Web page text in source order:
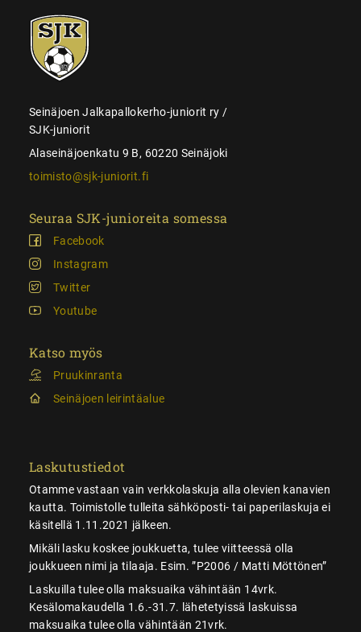
SJK-
juniorit
Seinäjoen Jalkapallokerho-juniorit ry /
SJK-juniorit
Alaseinäjoenkatu 9 B, 60220 Seinäjoki
toimisto@sjk-juniorit.fi
Seuraa SJK-junioreita somessa
Facebook
Instagram
Twitter
Youtube
Katso myös
Pruukinranta
Seinäjoen leirintäalue
Laskutustiedot
Otamme vastaan vain verkkolaskuja alla olevien kanavien
kautta. Toimistolle tulleita sähköposti- tai paperilaskuja ei
käsitellä 1.11.2021 jälkeen.
Mikäli lasku koskee joukkuetta, tulee viitteessä olla
joukkueen nimi ja tilaaja. Esim. ”P2006 / Matti Möttönen”
Laskuilla tulee olla maksuaika vähintään 14vrk.
Kesälomakaudella 1.6.-31.7. lähetetyissä laskuissa
maksuaika tulee olla vähintään 21vrk.